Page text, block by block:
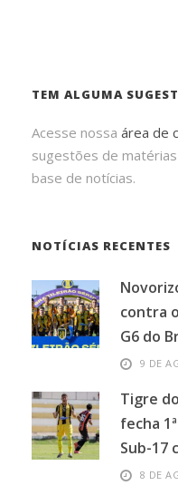
TEM ALGUMA
Acesse nossa área de
sugestões de
base de notícias.
NOTÍCIAS RECENTES
contra
G6 do
9 DE
Tigre
fecha
Sub-17
8 DE